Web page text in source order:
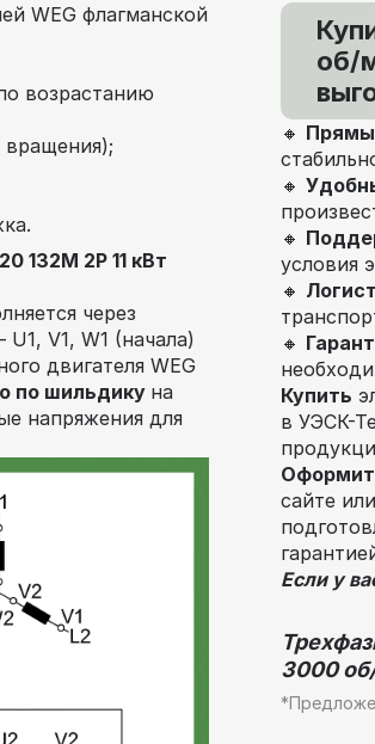
WEG флагманской
возрастанию
132M 2P 11 кВт
через
V1, W1 (начала)
двигателя WEG
по шильдику на
напряжения для
об/
🔸
🔸
🔸
условия
🔸
🔸
Купить
в УЭСК-
сайте
Если у
3000